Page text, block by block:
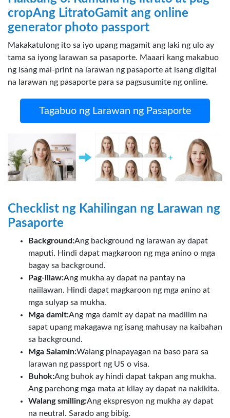
cropAng LitratoGamit ang online
generator photo passport
Makakatulong ito sa iyo upang magamit ang laki ng ulo ay
tama sa iyong larawan sa pasaporte. Maaari kang makabuo
ng isang mai-print na larawan ng pasaporte at isang digital
na larawan ng pasaporte para sa pagsusumite ng online.
Tagabuo ng Larawan ng Pasaporte
Checklist ng Kahilingan ng Larawan ng
Pasaporte
Background:Ang background ng larawan ay dapat
maputi. Hindi dapat magkaroon ng mga anino o mga
bagay sa background.
Pag-iilaw:Ang mukha ay dapat na pantay na
naiilawan. Hindi dapat magkaroon ng mga anino at
mga sulyap sa mukha.
Mga damit:Ang mga damit ay dapat na madilim na
sapat upang makagawa ng isang mahusay na kaibahan
sa background.
Mga Salamin:Walang pinapayagan na baso para sa
larawan ng passport ng US o visa.
Buhok:Ang buhok ay hindi dapat takpan ang mukha.
Ang parehong mga mata at kilay ay dapat na nakikita.
Walang smilling:Ang ekspresyon ng mukha ay dapat
na neutral. Sarado ang bibig.